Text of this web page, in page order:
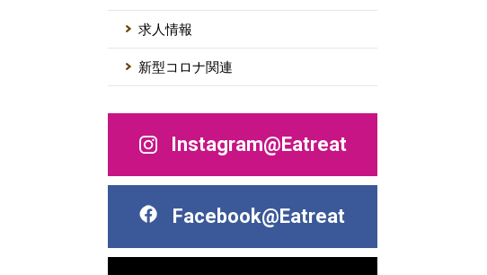
求人情報
新型コロナ関連
Instagram@Eatreat
Facebook@Eatreat